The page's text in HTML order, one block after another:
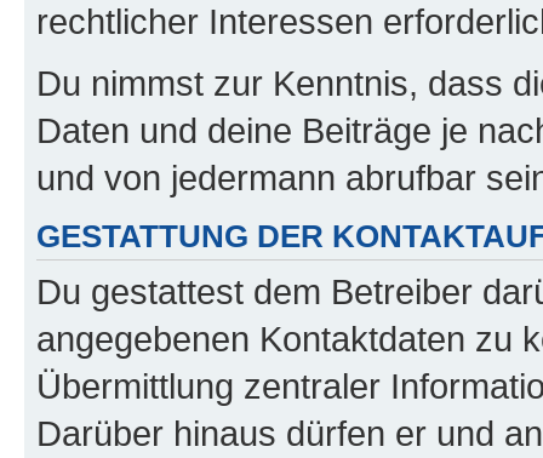
rechtlicher Interessen
Du nimmst zur Kenntnis, dass
Daten und deine Beiträge je
und von jedermann abrufbar
GESTATTUNG DER
Du gestattest dem Betreiber
angegebenen Kontaktdaten zu
Übermittlung zentraler
Darüber hinaus dürfen er und